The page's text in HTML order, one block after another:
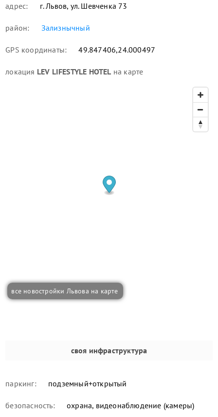
адрес: г. Львов, ул. Шевченка 73
район: Зализнычный
GPS координаты: 49.847406,24.000497
локация LEV LIFESTYLE HOTEL на карте
все новостройки Львова на карте
своя инфраструктура
паркинг: подземный+открытый
безопасность: охрана, видеонаблюдение (камеры)